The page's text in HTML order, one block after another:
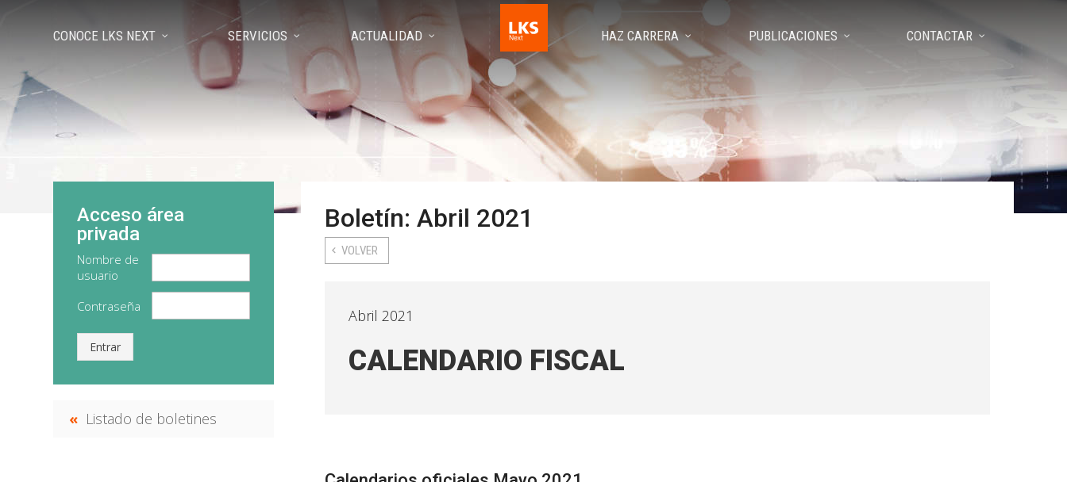
CONOCE LKS NEXT SERVICIOS ACTUALIDAD HAZ CARRERA PUBLICACIONES CONTACTAR
Boletín: Abril 2021
VOLVER
Abril 2021
CALENDARIO FISCAL
Acceso área
privada
Nombre de
usuario
Contraseña
Entrar
Listado de boletines